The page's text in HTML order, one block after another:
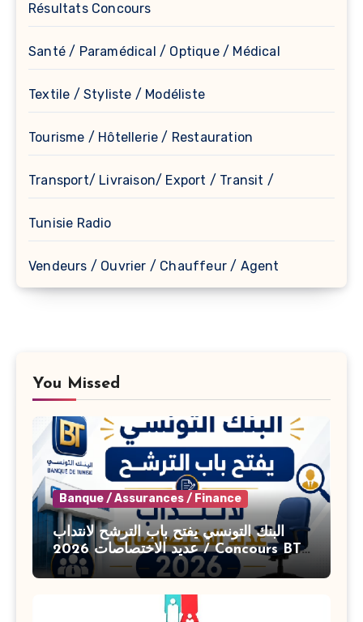
Résultats Concours
Santé / Paramédical / Optique / Médical
Textile / Styliste / Modéliste
Tourisme / Hôtellerie / Restauration
Transport/ Livraison/ Export / Transit /
Tunisie Radio
Vendeurs / Ouvrier / Chauffeur / Agent
You Missed
Banque / Assurances / Finance
البنك التونسي يفتح باب الترشح لانتداب
عديد الاختصاصات 2026 / Concours BT
Banque de Tunisie 2026